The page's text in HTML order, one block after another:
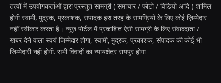
तत्वों में उपयोगकर्ताओं द्वारा प्रस्तुत सामग्री ( समाचार / फोटो / विडियो आदि ) शामिल
होगी स्वामी, मुद्रक, प्रकाशक, संपादक इस तरह के सामग्रियों के लिए कोई ज़िम्मेदार
नहीं स्वीकार करता है। न्यूज़ पोर्टल में प्रकाशित ऐसी सामग्री के लिए संवाददाता /
खबर देने वाला स्वयं जिम्मेदार होगा, स्वामी, मुद्रक, प्रकाशक, संपादक की कोई भी
जिम्मेदारी नहीं होगी. सभी विवादों का न्यायक्षेत्र रायपुर होगा